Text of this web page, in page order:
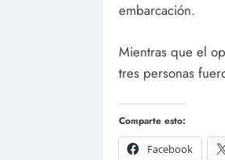
embarcación.
Mientras que el
tres personas
Comparte esto:
Facebook